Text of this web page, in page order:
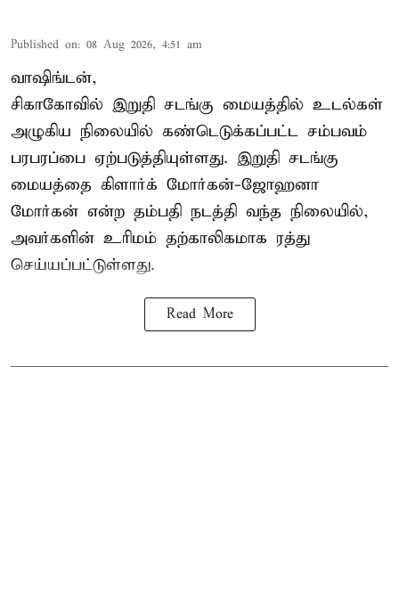
Published on: 08 Aug 2026, 4:51 am
வாஷிங்டன்,
சிகாகோவில் இறுதி சடங்கு மையத்தில் உடல்கள்
அழுகிய நிலையில் கண்டெடுக்கப்பட்ட சம்பவம்
பரபரப்பை ஏற்படுத்தியுள்ளது. இறுதி சடங்கு
மையத்தை கிளார்க் மோர்கன்-ஜோஹனா
மோர்கன் என்ற தம்பதி நடத்தி வந்த நிலையில்,
அவர்களின் உரிமம் தற்காலிகமாக ரத்து
செய்யப்பட்டுள்ளது.
Read More